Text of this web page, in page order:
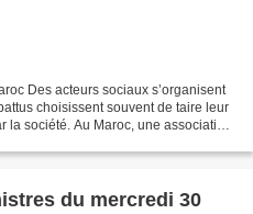
Des acteurs sociaux s’organisent
choisissent souvent de taire leur
la société. Au Maroc, une association
du mercredi 30